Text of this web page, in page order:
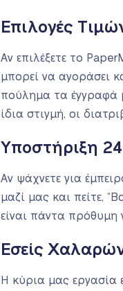
Επιλογές
Αν επιλέξετε το
μπορεί να αγοράσει
πούλημα τα έγγραφά
ίδια στιγμή, οι
Υποστήριξη
Αν ψάχνετε για
μαζί μας και πείτε,
είναι πάντα πρόθυμη
Εσείς
Η κύρια μας εργασία